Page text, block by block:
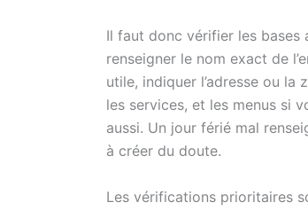
Il faut donc vérifier les bases
renseigner le nom exact de
utile, indiquer l’adresse ou
les services, et les menus si
aussi. Un jour férié mal
à créer du doute.
Les vérifications prioritaires